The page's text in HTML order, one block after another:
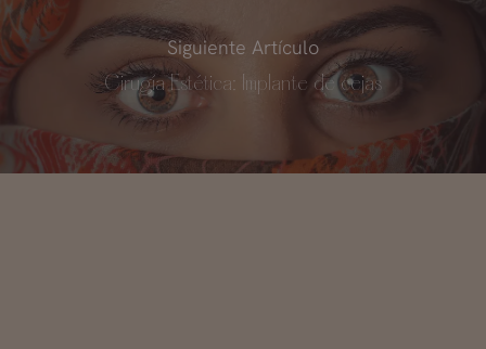
Siguiente Artículo
Cirugía Estética: Implante de cejas